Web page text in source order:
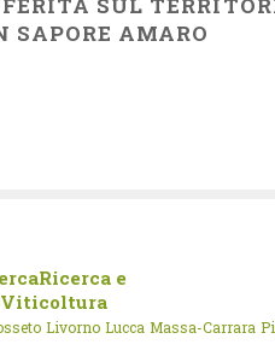
SAPORE AMARO
Ricerca e
Viticoltura
Livorno Lucca Massa-Carrara